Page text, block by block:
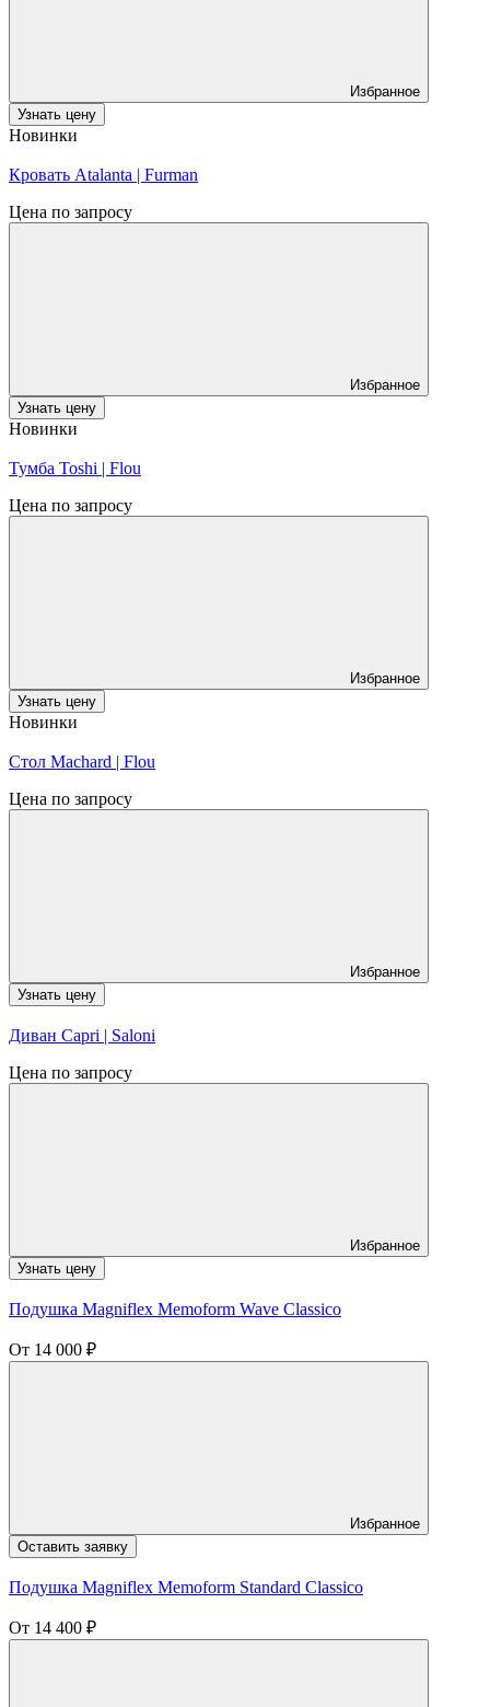
Избранное
Узнать цену
Новинки
Кровать Atalanta | Furman
Цена по запросу
Избранное
Узнать цену
Новинки
Тумба Toshi | Flou
Цена по запросу
Избранное
Узнать цену
Новинки
Стол Machard | Flou
Цена по запросу
Избранное
Узнать цену
Диван Capri | Saloni
Цена по запросу
Избранное
Узнать цену
Подушка Magniflex Memoform Wave Classico
От 14 000 ₽
Избранное
Оставить заявку
Подушка Magniflex Memoform Standard Classico
От 14 400 ₽